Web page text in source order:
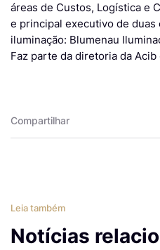
áreas de Custos, Logística e
e principal executivo de duas
iluminação: Blumenau
Faz parte da diretoria da Acib
Compartilhar
Leia também
Notícias